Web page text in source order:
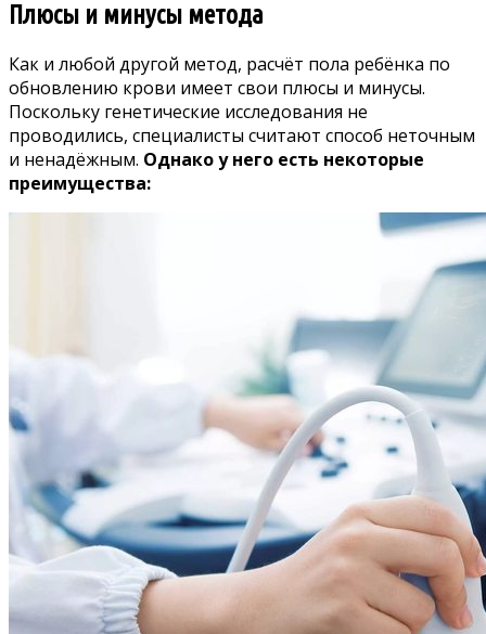
Плюсы и минусы метода
Как и любой другой метод, расчёт пола ребёнка по
обновлению крови имеет свои плюсы и минусы.
Поскольку генетические исследования не
проводились, специалисты считают способ неточным
и ненадёжным. Однако у него есть некоторые
преимущества: